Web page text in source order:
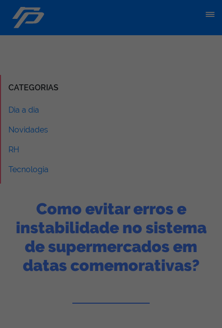
CATEGORIAS
Dia a dia
Novidades
RH
Tecnologia
Como evitar erros e
instabilidade no sistema
de supermercados em
datas comemorativas?